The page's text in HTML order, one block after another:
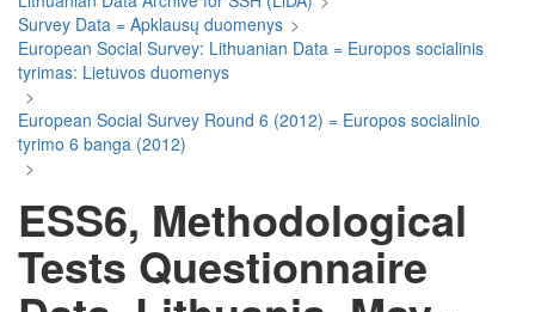
Survey Data = Apklausų duomenys >
European Social Survey: Lithuanian Data = Europos socialinis
tyrimas: Lietuvos duomenys
>
European Social Survey Round 6 (2012) = Europos socialinio
tyrimo 6 banga (2012)
>
ESS6, Methodological
Tests Questionnaire